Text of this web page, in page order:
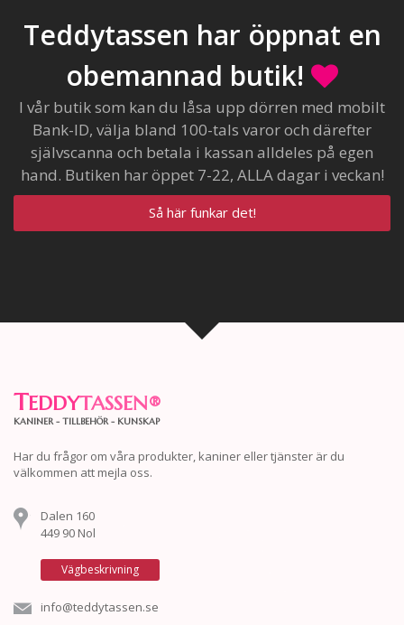
Teddytassen har öppnat en
obemannad butik!
I vår butik som kan du låsa upp dörren med mobilt
Bank-ID, välja bland 100-tals varor och därefter
självscanna och betala i kassan alldeles på egen
hand. Butiken har öppet 7-22, ALLA dagar i veckan!
Så här funkar det!
TEDDYTASSEN®
KANINER - TILLBEHÖR - KUNSKAP
Har du frågor om våra produkter, kaniner eller tjänster är du
välkommen att mejla oss.
Dalen 160
449 90 Nol
Vägbeskrivning
info@teddytassen.se